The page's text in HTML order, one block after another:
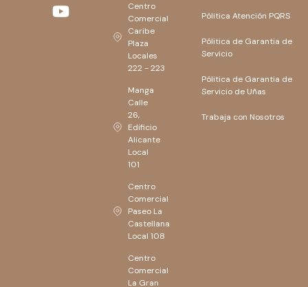
Centro
Comercial
Caribe
Plaza
Locales
222 - 223
Manga
Calle
26,
Edificio
Alicante
Local
101
Centro
Comercial
Paseo La
Castellana
Local 108
Centro
Comercial
La Gran
Pólitica Atención PQRS
Pólitica de Garantia de
Servicio
Pólitica de Garantia de
Servicio de Uñas
Trabaja con Nosotros